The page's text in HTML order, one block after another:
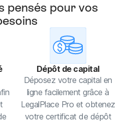
pensés pour vos
Dépôt de capital
Déposez votre capital en
ligne facilement grâce à
LegalPlace Pro et obtenez
votre certificat de dépôt